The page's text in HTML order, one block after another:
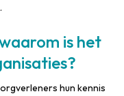
is het
hun kennis